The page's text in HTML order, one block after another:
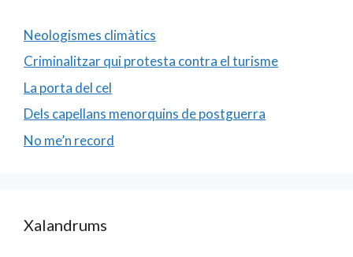
Neologismes climàtics
Criminalitzar qui protesta contra el turisme
La porta del cel
Dels capellans menorquins de postguerra
No me’n record
Xalandrums